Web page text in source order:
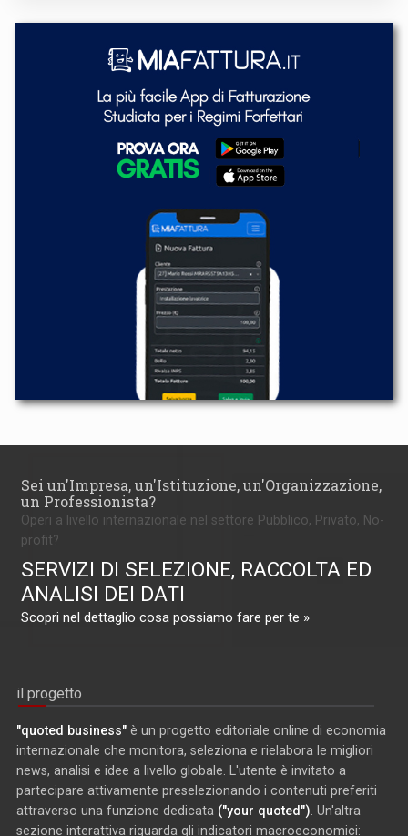
Sei un'Impresa, un'Istituzione, un'Organizzazione,
un Professionista?
Operi a livello internazionale nel settore Pubblico, Privato, No-
profit?
SERVIZI DI SELEZIONE, RACCOLTA ED
ANALISI DEI DATI
Scopri nel dettaglio cosa possiamo fare per te »
il progetto
"quoted business" è un progetto editoriale online di economia
internazionale che monitora, seleziona e rielabora le migliori
news, analisi e idee a livello globale. L'utente è invitato a
partecipare attivamente preselezionando i contenuti preferiti
attraverso una funzione dedicata ("your quoted") . Un'altra
sezione interattiva riguarda gli indicatori macroeconomici: